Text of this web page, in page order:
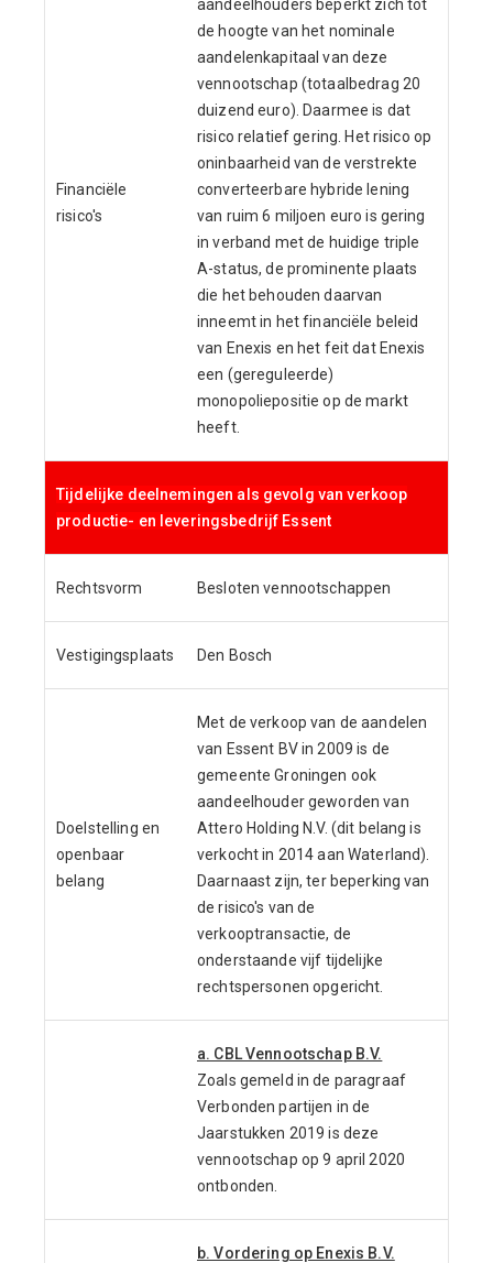
Financiële
risico's
aandeelhouders beperkt zich tot
de hoogte van het nominale
aandelenkapitaal van deze
vennootschap (totaalbedrag 20
duizend euro). Daarmee is dat
risico relatief gering. Het risico op
oninbaarheid van de verstrekte
converteerbare hybride lening
van ruim 6 miljoen euro is gering
in verband met de huidige triple
A-status, de prominente plaats
die het behouden daarvan
inneemt in het financiële beleid
van Enexis en het feit dat Enexis
een (gereguleerde)
monopoliepositie op de markt
heeft.
Tijdelijke deelnemingen als gevolg van verkoop
productie- en leveringsbedrijf Essent
Rechtsvorm Besloten vennootschappen
Vestigingsplaats Den Bosch
Doelstelling en
openbaar
belang
Met de verkoop van de aandelen
van Essent BV in 2009 is de
gemeente Groningen ook
aandeelhouder geworden van
Attero Holding N.V. (dit belang is
verkocht in 2014 aan Waterland).
Daarnaast zijn, ter beperking van
de risico's van de
verkooptransactie, de
onderstaande vijf tijdelijke
rechtspersonen opgericht.
a. CBL Vennootschap B.V.
Zoals gemeld in de paragraaf
Verbonden partijen in de
Jaarstukken 2019 is deze
vennootschap op 9 april 2020
ontbonden.
b. Vordering op Enexis B.V.